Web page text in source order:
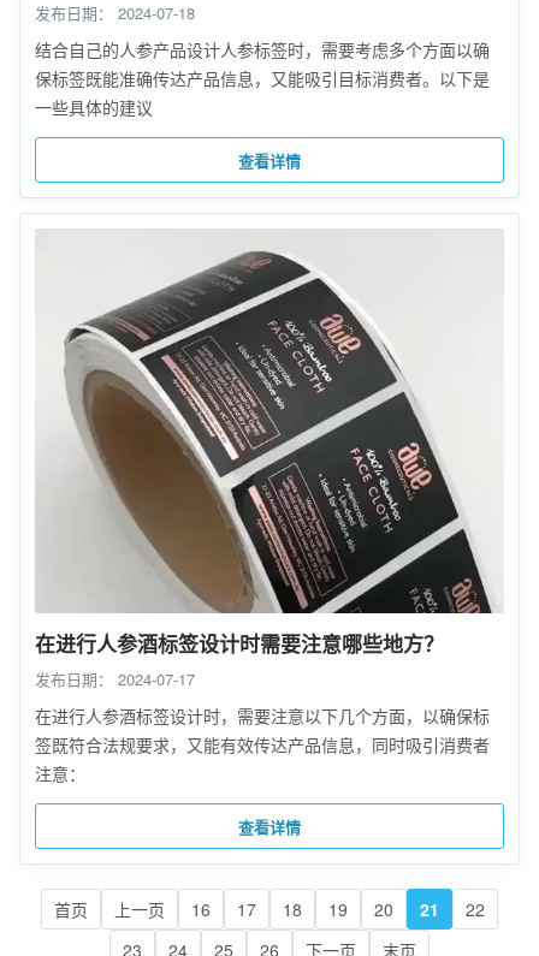
发布日期： 2024-07-18
结合自己的人参产品设计人参标签时，需要考虑多个方面以确
保标签既能准确传达产品信息，又能吸引目标消费者。以下是
一些具体的建议
查看详情
在进行人参酒标签设计时需要注意哪些地方？
发布日期： 2024-07-17
在进行人参酒标签设计时，需要注意以下几个方面，以确保标
签既符合法规要求，又能有效传达产品信息，同时吸引消费者
注意：
查看详情
首页 上一页 16 17 18 19 20 21
22
23
24 25 26 下一页 末页